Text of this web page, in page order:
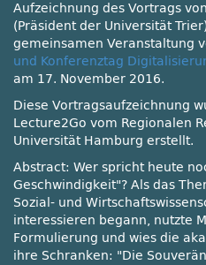
Aufzeichnung des Vortrags
(Präsident der Universität
gemeinsamen Veranstaltung
und Konferenztag
am 17. November 2016.
Diese Vortragsaufzeichnung
Lecture2Go vom Regionalen
Universität Hamburg erstellt.
Abstract: Wer spricht heute
Geschwindigkeit ? Als das
Sozial- und
interessieren begann, nutzte
Formulierung und wies die
ihre Schranken:
Die